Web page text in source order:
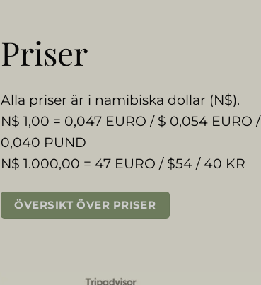
Priser
Alla priser är i namibiska dollar (N$).
N$ 1,00 = 0,047 EURO / $ 0,054 EURO /
0,040 PUND
N$ 1.000,00 = 47 EURO / $54 / 40 KR
ÖVERSIKT ÖVER PRISER